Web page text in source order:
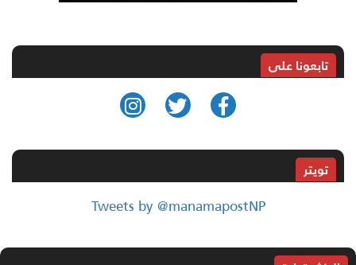
تابعونا على
تويتر
Tweets by @manamapostNP